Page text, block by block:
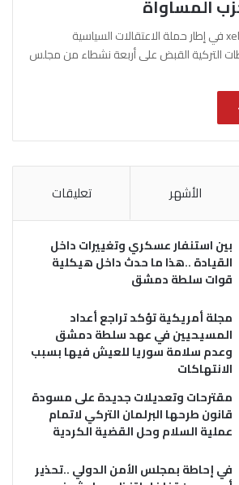
آفرين علو ـ xeber24.net في إطار حملة الاعتقالات السياسية
التركية القبض على أربعة نشطاء من مجلس
الأشهر تعليقات
بين استنفار عسكري وتغييرات داخل
القيادة ..هذا ما حدث داخل هيكلية
قوات سلطة دمشق
مجلة أمريكية تؤكد تراجع أعداد
المسيحيين في عهد سلطة دمشق
وعدم سلامة سوريا للعيش فيها بسبب
الانتهاكات
مقترحات وتعديلات جديدة على مسودة
قانون طرحها البرلمان التركي لاتمام
عملية السلام وحل القضية الكردية
في إحاطة بمجلس الأمن الدولي ..تحذير